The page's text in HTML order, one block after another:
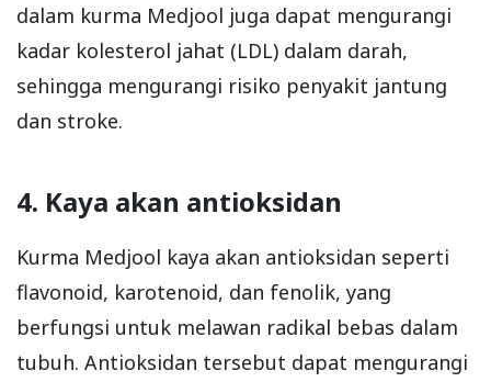
dalam kurma Medjool juga dapat mengurangi
kadar kolesterol jahat (LDL) dalam darah,
sehingga mengurangi risiko penyakit jantung
dan stroke.
4. Kaya akan antioksidan
Kurma Medjool kaya akan antioksidan seperti
flavonoid, karotenoid, dan fenolik, yang
berfungsi untuk melawan radikal bebas dalam
tubuh. Antioksidan tersebut dapat mengurangi